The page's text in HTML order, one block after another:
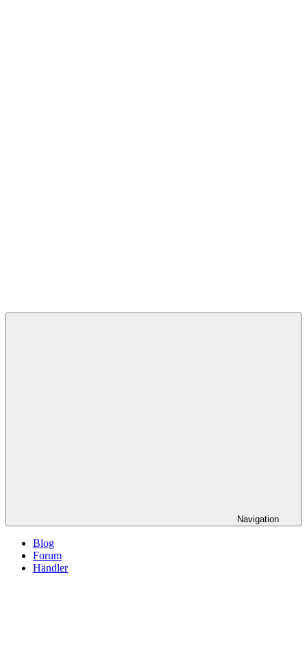
Navigation
Blog
Forum
Händler